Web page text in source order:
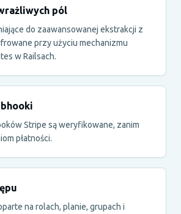
pól
do zaawansowanej ekstrakcji z
przy użyciu mechanizmu
w Railsach.
Stripe są weryfikowane, zanim
płatności.
na rolach, planie, grupach i